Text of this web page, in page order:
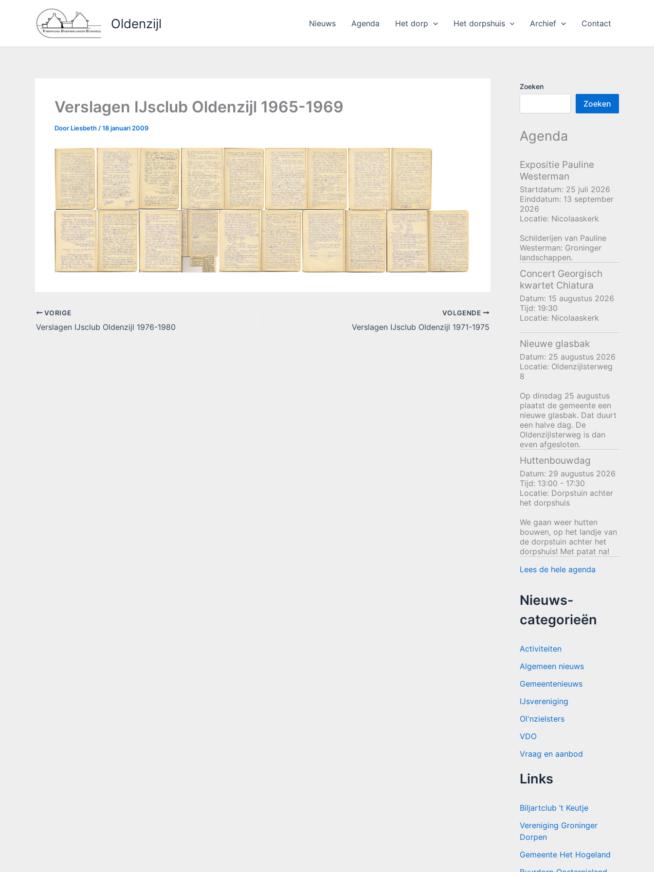
Oldenzijl Nieuws Agenda Het dorp Het dorpshuis Archief Contact
Verslagen IJsclub Oldenzijl 1965-1969
Door Liesbeth /18 januari 2009
VORIGE
Verslagen IJsclub Oldenzijl 1976-1980
VOLGENDE
Verslagen IJsclub Oldenzijl 1971-1975
Zoeken
Zoeken
Agenda
Expositie Pauline
Westerman
Startdatum: 25 juli 2026
Einddatum: 13 september
2026
Locatie: Nicolaaskerk
Schilderijen van Pauline
Westerman: Groninger
landschappen.
Concert Georgisch
kwartet Chiatura
Datum: 15 augustus 2026
Tijd: 19:30
Locatie: Nicolaaskerk
Nieuwe glasbak
Datum: 25 augustus 2026
Locatie: Oldenzijlsterweg
8
Op dinsdag 25 augustus
plaatst de gemeente een
nieuwe glasbak. Dat duurt
een halve dag. De
Oldenzijlsterweg is dan
even afgesloten.
Huttenbouwdag
Datum: 29 augustus 2026
Tijd: 13:00 - 17:30
Locatie: Dorpstuin achter
het dorpshuis
We gaan weer hutten
bouwen, op het landje van
de dorpstuin achter het
dorpshuis! Met patat na!
Lees de hele agenda
Nieuws-
categorieën
Activiteiten
Algemeen nieuws
Gemeentenieuws
IJsvereniging
Ol'nzielsters
VDO
Vraag en aanbod
Links
Biljartclub ’t Keutje
Vereniging Groninger
Dorpen
Gemeente Het Hogeland